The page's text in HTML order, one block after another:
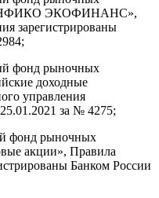
ЭКОФИНАНС»,
зарегистрированы
фонд рыночных
доходные
управления
за № 4275;
фонд рыночных
акции», Правила
Банком России